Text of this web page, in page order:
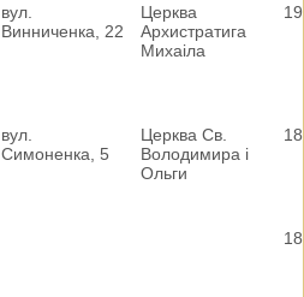
вул.
Винниченка, 22
Церква
Архистратига
Михаіла
вул.
Симоненка, 5
Церква Св.
Володимира і
Ольги